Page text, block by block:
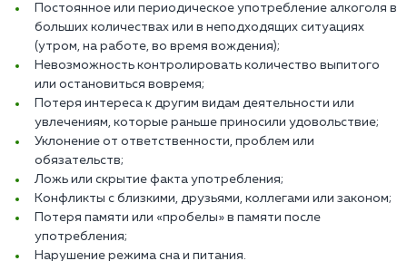
Постоянное или периодическое употребление алкоголя в
больших количествах или в неподходящих ситуациях
(утром, на работе, во время вождения);
Невозможность контролировать количество выпитого
или остановиться вовремя;
Потеря интереса к другим видам деятельности или
увлечениям, которые раньше приносили удовольствие;
Уклонение от ответственности, проблем или
обязательств;
Ложь или скрытие факта употребления;
Конфликты с близкими, друзьями, коллегами или законом;
Потеря памяти или «пробелы» в памяти после
употребления;
Нарушение режима сна и питания.